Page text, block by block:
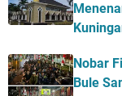
Nobar
Bule